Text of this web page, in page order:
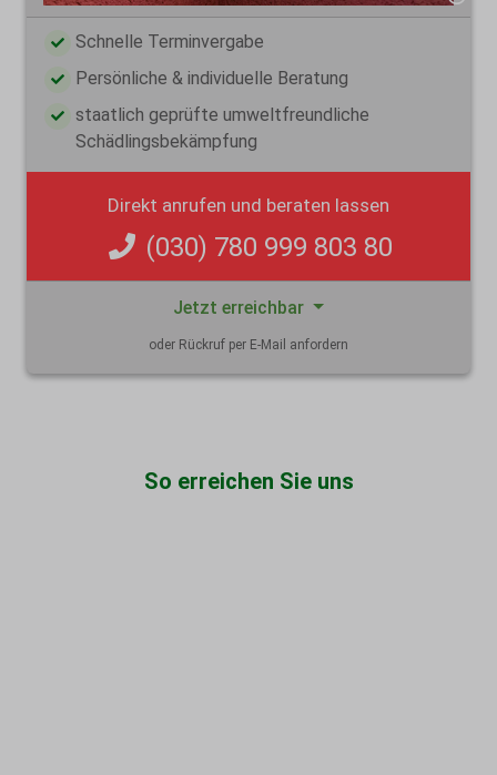
Schnelle Terminvergabe
Persönliche & individuelle Beratung
staatlich geprüfte umweltfreundliche
Schädlingsbekämpfung
Direkt anrufen und beraten lassen
(030) 780 999 803 80
Jetzt erreichbar
oder Rückruf per E-Mail anfordern
So erreichen Sie uns